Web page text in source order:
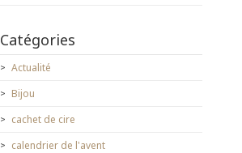
Catégories
Actualité
Bijou
cachet de cire
calendrier de l'avent